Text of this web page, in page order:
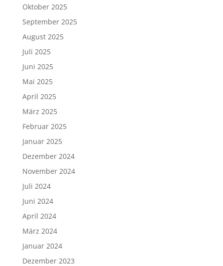
Oktober 2025
September 2025
August 2025
Juli 2025
Juni 2025
Mai 2025
April 2025
März 2025
Februar 2025
Januar 2025
Dezember 2024
November 2024
Juli 2024
Juni 2024
April 2024
März 2024
Januar 2024
Dezember 2023